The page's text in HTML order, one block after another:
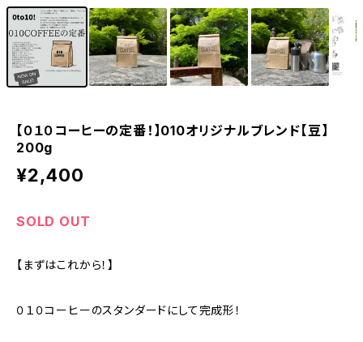
【０１０コーヒーの定番！】010オリジナルブレンド【豆】
200g
¥2,400
SOLD OUT
【まずはこれから！】
０１０コーヒーのスタンダードにして完成形！